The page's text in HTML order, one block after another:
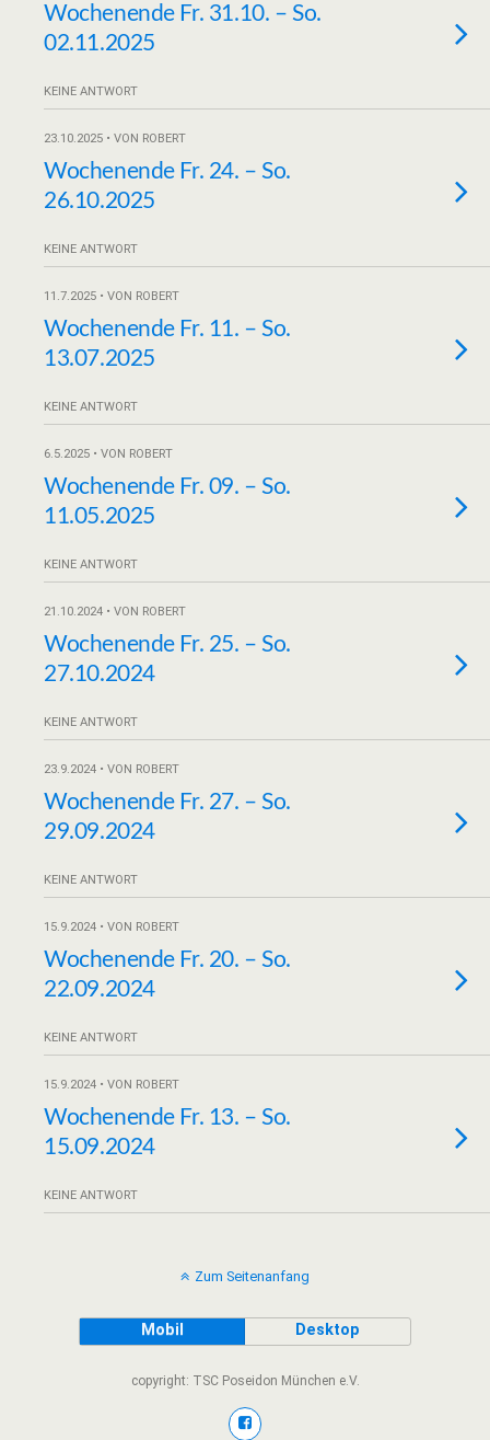
Wochenende Fr. 31.10. – So.
02.11.2025
KEINE ANTWORT
23.10.2025 • VON ROBERT
Wochenende Fr. 24. – So.
26.10.2025
KEINE ANTWORT
11.7.2025 • VON ROBERT
Wochenende Fr. 11. – So.
13.07.2025
KEINE ANTWORT
6.5.2025 • VON ROBERT
Wochenende Fr. 09. – So.
11.05.2025
KEINE ANTWORT
21.10.2024 • VON ROBERT
Wochenende Fr. 25. – So.
27.10.2024
KEINE ANTWORT
23.9.2024 • VON ROBERT
Wochenende Fr. 27. – So.
29.09.2024
KEINE ANTWORT
15.9.2024 • VON ROBERT
Wochenende Fr. 20. – So.
22.09.2024
KEINE ANTWORT
15.9.2024 • VON ROBERT
Wochenende Fr. 13. – So.
15.09.2024
KEINE ANTWORT
Zum Seitenanfang
Mobil Desktop
copyright: TSC Poseidon München e.V.